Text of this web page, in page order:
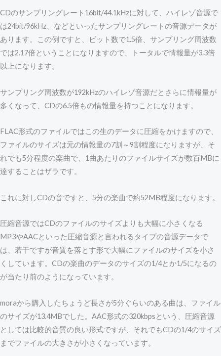
CDのサンプリングレート16bit/44.1kHzに対して、ハイレゾ音源で
は24bit/96kHz、などといったサンプリングレートの音源データが
あります。この例ですと、ビット数で1.5倍、サンプリング周波数
では2.17倍ということになりますので、トータルで情報量が3.3倍
以上になります。
サンプリング周波数が192kHzのハイレゾ音源だとさらに情報量が
多くなって、CDの6.5倍もの情報量を持つことになります。
FLAC形式のファイルではこの生のデータに圧縮をかけますので、
ファイルのサイズは元の情報量の7割～9割程度になりますが、そ
れでも5分程度の楽曲で、1曲あたりのファイルサイズが数百MBに
達することはザラです。
これに対しCDの音ですと、5分の楽曲で約52MB程度になります。
圧縮音源ではCDのファイルのサイズよりも大幅に小さくなる
MP3やAACといった圧縮音源と言われるタイプの音源データで
は、若干ですが音質を落とす形で大幅にファイルのサイズを小さ
くしています。CDの楽曲のデータのサイズの1/4とか1/5になるの
が当たり前のようになっています。
moraから購入したちょうど長さが5分ぐらいのある曲は、ファイル
のサイズが13.4MBでした。AAC形式の320kbpsという、圧縮音源
としては比較的音質の良い形式ですが、それでもCDの1/4のサイズ
までファイルの大きさが小さくなっています。